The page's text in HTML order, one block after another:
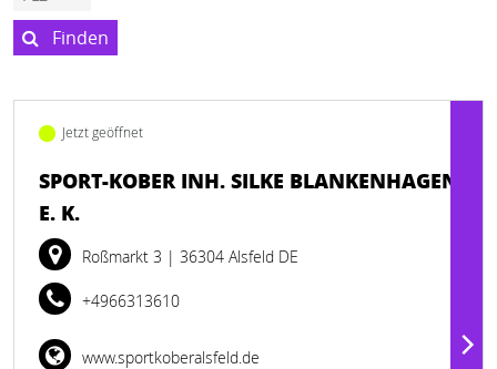
Finden
Jetzt geöffnet
SPORT-KOBER INH. SILKE BLANKENHAGEN
E. K.
Roßmarkt 3 | 36304 Alsfeld DE
+4966313610
www.sportkoberalsfeld.de